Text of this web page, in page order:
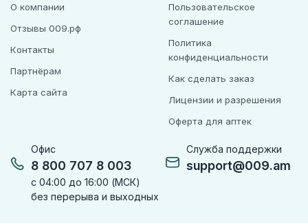
Офис
8 800 707 8 003
с 04:00 до 16:00 (МСК)
без перерыва и выходных
Служба поддержки
support@009.am
О компании
Отзывы 009.рф
Контакты
Партнёрам
Карта сайта
Пользовательское
соглашение
Политика
конфиденциальности
Как сделать заказ
Лицензии и разрешения
Оферта для аптек